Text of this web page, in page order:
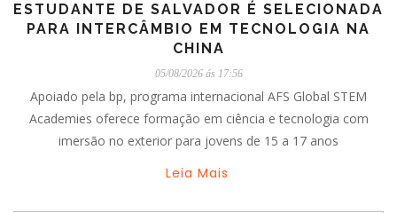
ESTUDANTE DE SALVADOR É SELECIONADA
PARA INTERCÂMBIO EM TECNOLOGIA NA
CHINA
05/08/2026 ás 17:56
Apoiado pela bp, programa internacional AFS Global STEM
Academies oferece formação em ciência e tecnologia com
imersão no exterior para jovens de 15 a 17 anos
Leia Mais